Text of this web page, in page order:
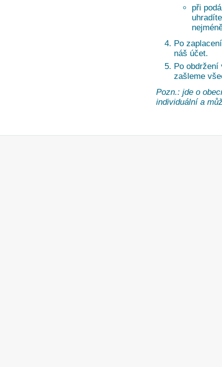
při
Po
náš účet.
Po obdržení
zašleme
Pozn.: jde o
individuální a